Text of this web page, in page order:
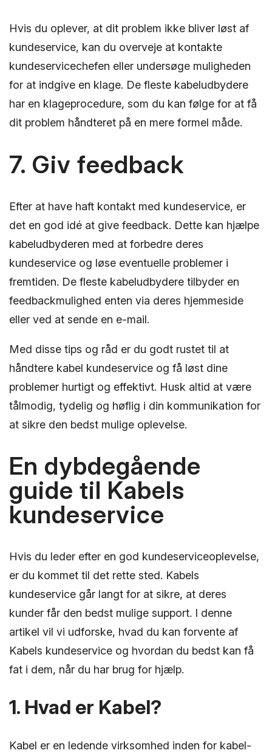
Hvis du oplever, at dit problem ikke bliver løst af
kundeservice, kan du overveje at kontakte
kundeservicechefen eller undersøge muligheden
for at indgive en klage. De fleste kabeludbydere
har en klageprocedure, som du kan følge for at få
dit problem håndteret på en mere formel måde.
7. Giv feedback
Efter at have haft kontakt med kundeservice, er
det en god idé at give feedback. Dette kan hjælpe
kabeludbyderen med at forbedre deres
kundeservice og løse eventuelle problemer i
fremtiden. De fleste kabeludbydere tilbyder en
feedbackmulighed enten via deres hjemmeside
eller ved at sende en e-mail.
Med disse tips og råd er du godt rustet til at
håndtere kabel kundeservice og få løst dine
problemer hurtigt og effektivt. Husk altid at være
tålmodig, tydelig og høflig i din kommunikation for
at sikre den bedst mulige oplevelse.
En dybdegående
guide til Kabels
kundeservice
Hvis du leder efter en god kundeserviceoplevelse,
er du kommet til det rette sted. Kabels
kundeservice går langt for at sikre, at deres
kunder får den bedst mulige support. I denne
artikel vil vi udforske, hvad du kan forvente af
Kabels kundeservice og hvordan du bedst kan få
fat i dem, når du har brug for hjælp.
1. Hvad er Kabel?
Kabel er en ledende virksomhed inden for kabel-